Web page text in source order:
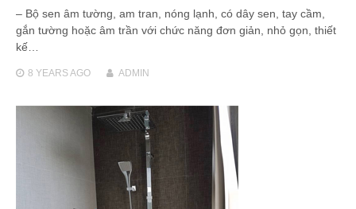
– Bộ sen âm tường, am tran, nóng lạnh, có dây sen, tay cầm,
gắn tường hoặc âm trần với chức năng đơn giản, nhỏ gọn, thiết
kế…
8 YEARSAGO ADMIN